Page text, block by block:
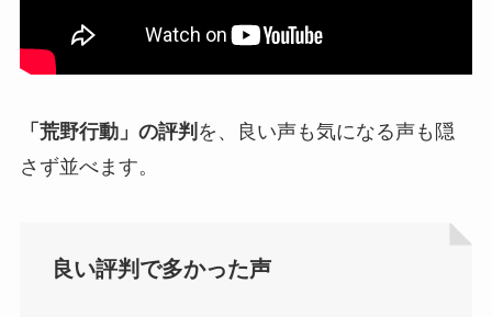
「荒野行動」の評判 を、良い声も気になる声も隠
さず並べます。
良い評判で多かった声